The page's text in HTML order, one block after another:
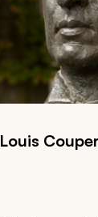
Louis